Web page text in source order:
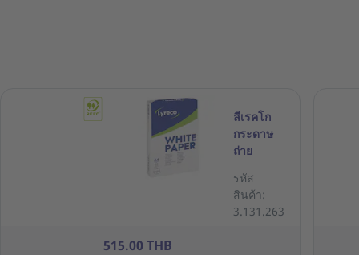
ลีเรคโก
กระดาษ
ถ่าย
70 แกรม สี
ขาว 1 รีม
บรรจุ 500
รหัส
สินค้า:
3.131.263
515.00 THB